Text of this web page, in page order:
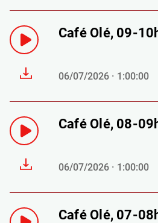
Café Olé, 09-
06/07/2026 · 1:00:00
Café Olé, 08-
06/07/2026 · 1:00:00
Café Olé, 07-